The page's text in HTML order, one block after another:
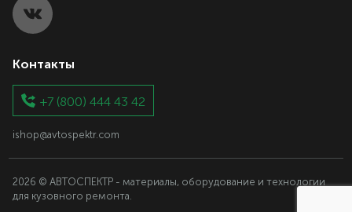
Контакты
+7 (800) 444 43 42
ishop@avtospektr.com
2026 © АВТОСПЕКТР - материалы, оборудование и технологии
для кузовного ремонта.